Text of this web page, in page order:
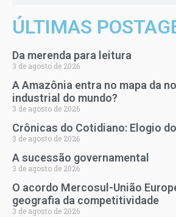
ÚLTIMAS
Da merenda para leitura
3 de agosto de 2026
A Amazônia entra no mapa da
industrial do mundo?
3 de agosto de 2026
Crônicas do Cotidiano: Elogio
3 de agosto de 2026
A sucessão governamental
3 de agosto de 2026
O acordo Mercosul-União
geografia da competitividade
3 de agosto de 2026